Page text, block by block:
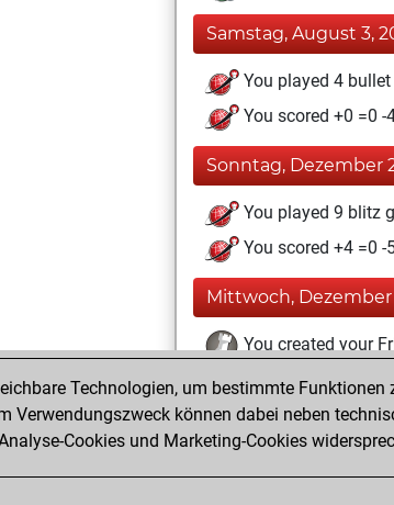
Samstag, August 3,
You played 4
You scored +0 =0 -
Sonntag, Dezember
You played 9 blitz
You scored +4 =0 -
Mittwoch, Dezember
You created your
Montag, Dezember
You created your
Technologien, um bestimmte
Verwendungszweck können dabei neben
Cookies und Marketing-Cookies